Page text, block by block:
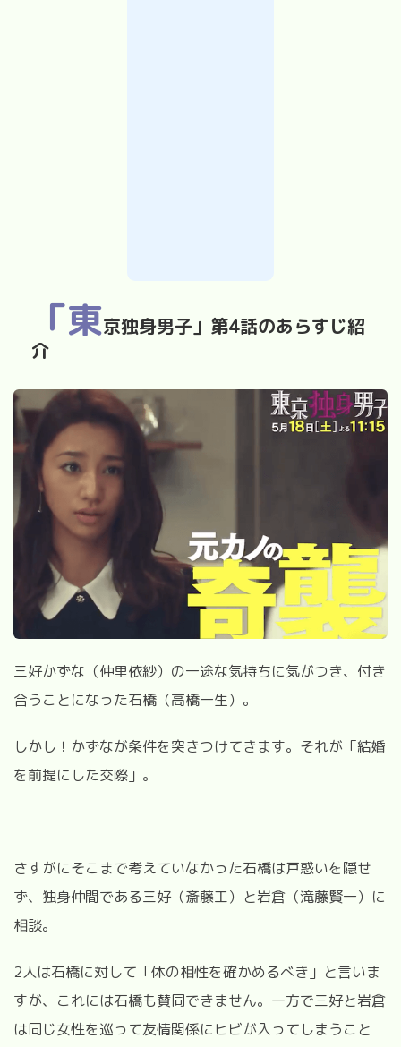
「東京独身男子」第4話のあらすじ紹
介
三好かずな（仲里依紗）の一途な気持ちに気がつき、付き
合うことになった石橋（高橋一生）。
しかし！かずなが条件を突きつけてきます。それが「結婚
を前提にした交際」。
さすがにそこまで考えていなかった石橋は戸惑いを隠せ
ず、独身仲間である三好（斎藤工）と岩倉（滝藤賢一）に
相談。
2人は石橋に対して「体の相性を確かめるべき」と言いま
すが、これには石橋も賛同できません。一方で三好と岩倉
は同じ女性を巡って友情関係にヒビが入ってしまうこと